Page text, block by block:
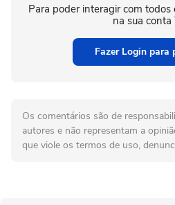
Para poder interagir com todos
na sua conta
Fazer Login para
Os comentários são de
autores e não representam a
que viole os termos de uso,